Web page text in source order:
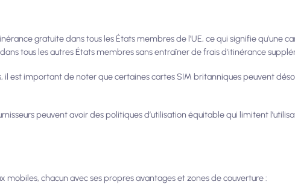
gratuite dans tous les États membres de l'UE, ce qui signifie qu'une
tous les autres États membres sans entraîner de frais d'itinérance
il est important de noter que certaines cartes SIM britanniques peuvent
peuvent avoir des politiques d’utilisation équitable qui limitent
mobiles, chacun avec ses propres avantages et zones de couverture :